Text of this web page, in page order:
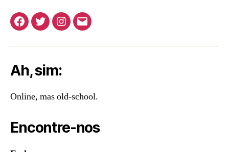
Facebook
TwitterInstagram
E-
Ah, sim:
Online, mas old-school.
Encontre-nos